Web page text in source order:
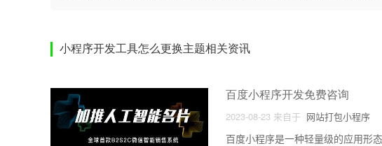
小程序开发工具怎么更换主题相关资讯
百度小程序开发免费咨询
2023-08-23 来自于 网站打包小程序
百度小程序是一种轻量级的应用形